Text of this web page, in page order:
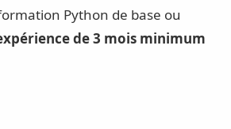
Python de base ou
de 3 mois minimum